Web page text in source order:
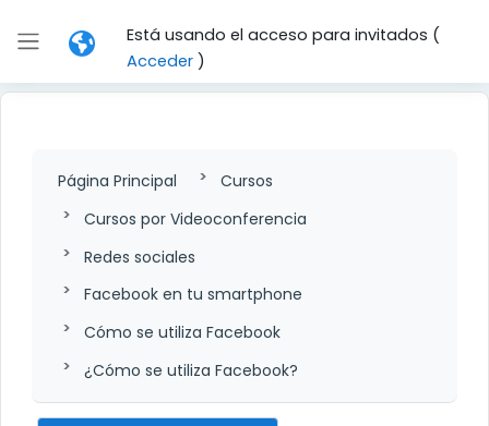
Panel lateral
Está usando el acceso para invitados (
Acceder)
Página Principal
Cursos
Cursos por Videoconferencia
Redes sociales
Facebook en tu smartphone
Cómo se utiliza Facebook
¿Cómo se utiliza Facebook?